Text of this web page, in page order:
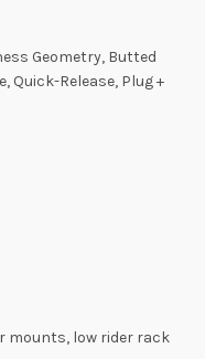
Geometry, Butted
Quick-Release, Plug +
mounts, low rider rack